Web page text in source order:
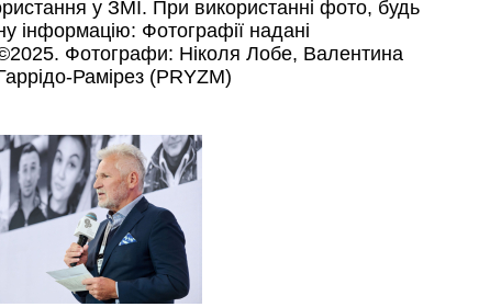
у ЗМІ. При використанні фото, будь
інформацію: Фотографії надані
Фотографи: Ніколя Лобе, Валентина
Рамірез (PRYZM)